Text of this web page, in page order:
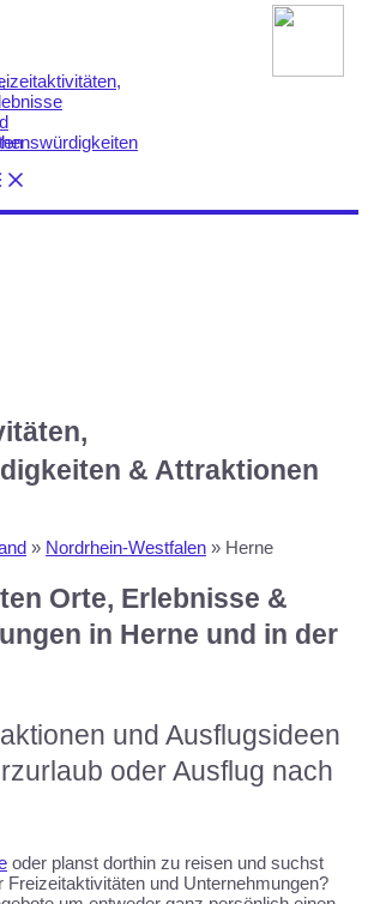
& Attraktionen
» Nordrhein-Westfalen » Herne
Orte, Erlebnisse &
in Herne und in der
und Ausflugsideen
oder Ausflug nach
oder planst dorthin zu reisen und suchst
Freizeitaktivitäten und Unternehmungen?